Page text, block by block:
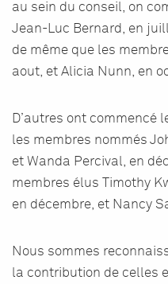
au sein du conseil, on
Jean-Luc Bernard, en
de même que les
aout, et Alicia Nunn, en
D’autres ont commencé
les membres nommés
et Wanda Percival, en
membres élus Timothy
en décembre, et Nancy
Nous sommes
la contribution de celles